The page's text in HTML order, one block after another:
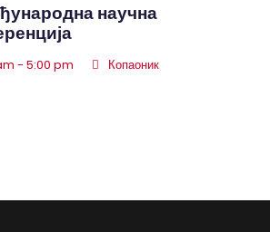
научна
- 5:00 pm Копаоник